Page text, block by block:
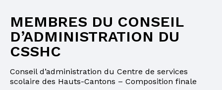
MEMBRES DU CONSEIL
D’ADMINISTRATION DU
CSSHC
Conseil d’administration du Centre de services
scolaire des Hauts-Cantons – Composition finale